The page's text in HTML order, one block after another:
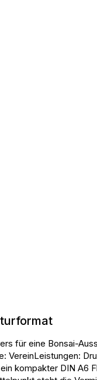
für eine Bonsai-
VereinLeistungen:
kompakter DIN A6